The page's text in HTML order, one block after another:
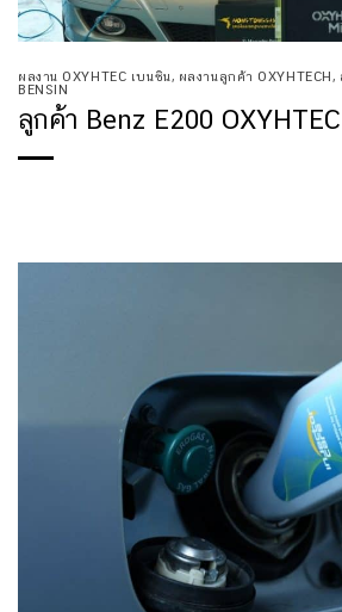
ผลงาน OXYHTEC เบนซิน, ผลงานลูกค้า OXYHTECH ,
BENSIN
ลูกค้า Benz E200